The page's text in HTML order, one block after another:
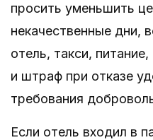
просить уменьшить
некачественные дни,
отель, такси,
и штраф при отказе
требования
Если отель входил в